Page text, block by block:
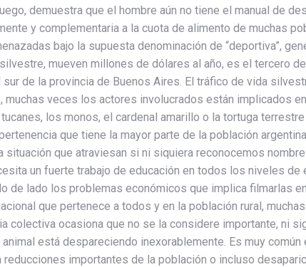
demuestra que el hombre aún no tiene el manual de
y complementaria a la cuota de alimento de muchas
bajo la supuesta denominación de “deportiva”,
mueven millones de dólares al año, es el tercero
de la provincia de Buenos Aires. El tráfico de vida
veces los actores involucrados están implicados
los monos, el cardenal amarillo o la tortuga
que tiene la mayor parte de la población
que atraviesan si ni siquiera reconocemos
un fuerte trabajo de educación en todos los niveles
de lado los problemas económicos que implica filmarlas
que pertenece a todos y en la población rural,
colectiva ocasiona que no se la considere importante, ni
está despareciendo inexorablemente. Es muy común
importantes de la población o incluso